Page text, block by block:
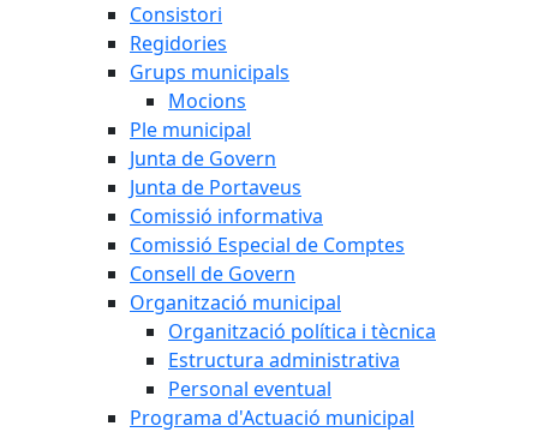
Consistori
Regidories
Grups municipals
Mocions
Ple municipal
Junta de Govern
Junta de Portaveus
Comissió informativa
Comissió Especial de Comptes
Consell de Govern
Organització municipal
Organització política i tècnica
Estructura administrativa
Personal eventual
Programa d'Actuació municipal